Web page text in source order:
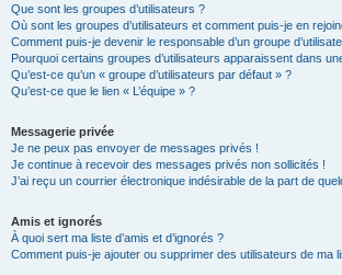
Que sont les groupes d’utilisateurs ?
Où sont les groupes d’utilisateurs et comment puis-je en
Comment puis-je devenir le responsable d’un groupe
Pourquoi certains groupes d’utilisateurs apparaissent dans
Qu’est-ce qu’un « groupe d’utilisateurs par défaut » ?
Qu’est-ce que le lien « L’équipe » ?
Messagerie privée
Je ne peux pas envoyer de messages privés !
Je continue à recevoir des messages privés non sollicités !
J’ai reçu un courrier électronique indésirable de la part de
Amis et ignorés
À quoi sert ma liste d’amis et d’ignorés ?
Comment puis-je ajouter ou supprimer des utilisateurs de ma